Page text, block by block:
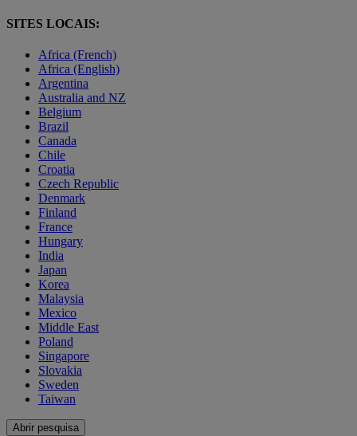
SITES LOCAIS:
Africa (French)
Africa (English)
Argentina
Australia and NZ
Belgium
Brazil
Canada
Chile
Croatia
Czech Republic
Denmark
Finland
France
Hungary
India
Japan
Korea
Malaysia
Mexico
Middle East
Poland
Singapore
Slovakia
Sweden
Taiwan
Abrir pesquisa